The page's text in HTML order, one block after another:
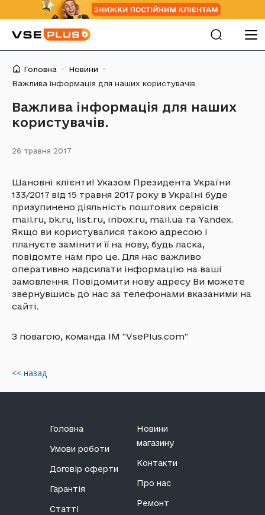
Головна
Новини
Важлива інформація для наших користувачів.
Важлива інформація для наших
користувачів.
26 травня 2017
Шановні клієнти! Указом Президента України
133/2017 від 15 травня 2017 року в Україні буде
призупинено діяльність поштових сервісів
mail.ru, bk.ru, list.ru, inbox.ru, mail.ua та Yandex.
Якщо ви користувалися такою адресою і
плануєте замінити її на нову, будь ласка,
повідомте нам про це. Для нас важливо
оперативно надсилати інформацію на ваші
замовлення. Повідомити нову адресу Ви можете
звернувшись до нас за телефонами вказаними на
сайті.
З повагою, команда ІМ "VsePlus.com"
<< назад
Головна
Умови роботи
Договір оферти
Гарантія
Статті
Новини
магазину
Контакти
Про нас
Ремонт